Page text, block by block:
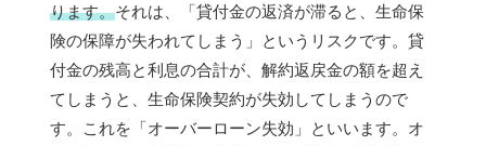
ります。それは、「貸付金の返済が滞ると、生命保
険の保障が失われてしまう」というリスクです。貸
付金の残高と利息の合計が、解約返戻金の額を超え
てしまうと、生命保険契約が失効してしまうので
す。これを「オーバーローン失効」といいます。オ